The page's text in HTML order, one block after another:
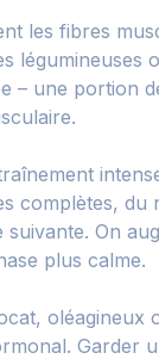
les fibres
– une portion
complètes, du
On
plus calme.
Garder